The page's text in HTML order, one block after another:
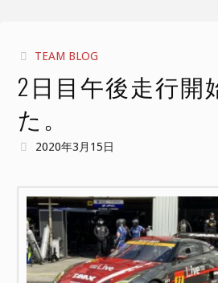
TEAM BLOG
2日目午後走行開
た。
2020年3月15日